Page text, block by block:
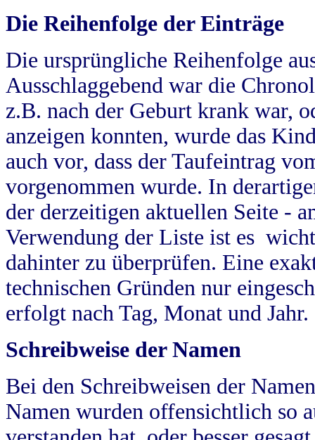
Die Reihenfolge der Einträge
Die ursprüngliche Reihenfolge
Ausschlaggebend war die
z.B. nach der Geburt krank war,
anzeigen konnten, wurde das
auch vor, dass der Taufeintrag
vorgenommen wurde. In
der derzeitigen aktuellen Seite -
Verwendung der Liste ist es
dahinter zu überprüfen. Eine
technischen Gründen nur
erfolgt nach Tag, Monat und Jahr.
Schreibweise der Namen
Bei den Schreibweisen der
Namen wurden offensichtlich so